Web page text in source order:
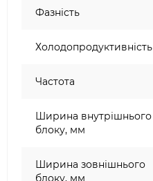
Фазність
Холодопродуктивність
Частота
Ширина внутрішнього
блоку, мм
Ширина зовнішнього
блоку, мм